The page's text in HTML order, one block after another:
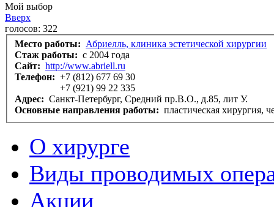
Мой выбор
Вверх
голосов: 322
Место работы: Абриелль, клиника эстетической хирургии
Стаж работы: с 2004 года
Сайт: http://www.abriell.ru
Телефон: +7 (812) 677 69 30
+7 (921) 99 22 335
Адрес: Санкт-Петербург, Средний пр.В.О., д.85, лит У.
Основные направления работы: пластическая хирургия,
О хирурге
Виды проводимых
Акции